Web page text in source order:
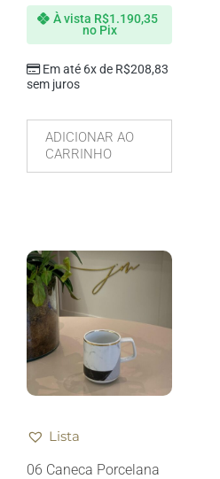
Em até 6x de R$208,83
sem juros
À vista R$1.190,35
no Pix
ADICIONAR AO
CARRINHO
Lista
06 Caneca Porcelana